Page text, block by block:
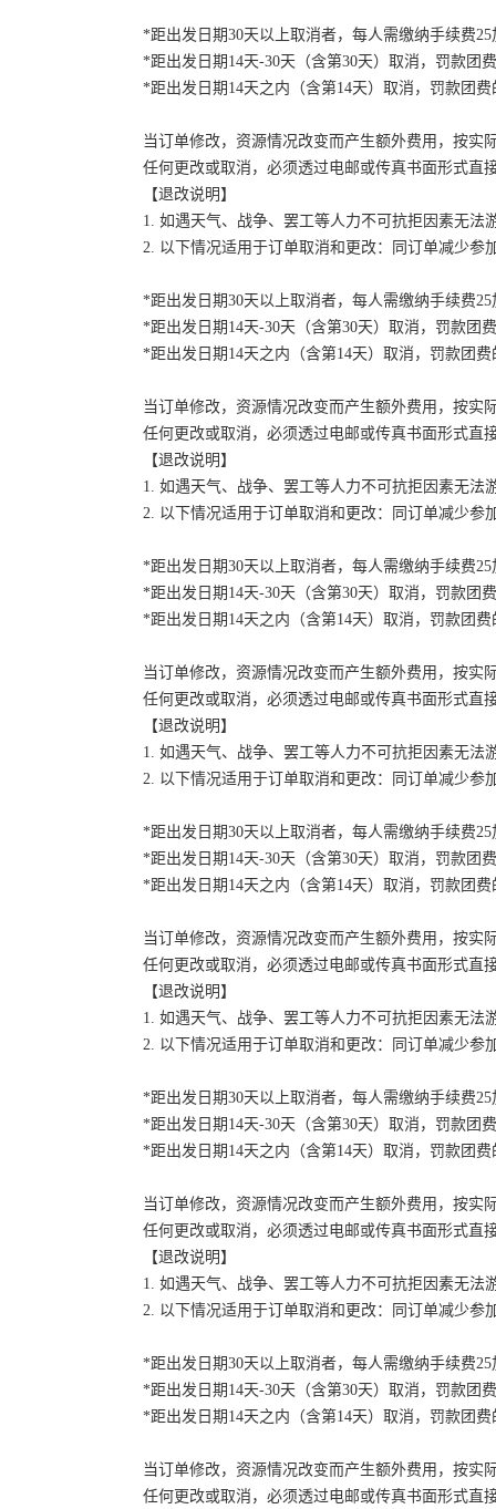
*距出发日期30天以上取消者，每人需缴纳手续费
*距出发日期14天-30天（含第30天）取消，罚款团
*距出发日期14天之内（含第14天）取消，罚款团费
当订单修改，资源情况改变而产生额外费用，按实
任何更改或取消，必须透过电邮或传真书面形式直
【退改说明】
1. 如遇天气、战争、罢工等人力不可抗拒因素无
2. 以下情况适用于订单取消和更改：同订单减少
*距出发日期30天以上取消者，每人需缴纳手续费
*距出发日期14天-30天（含第30天）取消，罚款团
*距出发日期14天之内（含第14天）取消，罚款团费
当订单修改，资源情况改变而产生额外费用，按实
任何更改或取消，必须透过电邮或传真书面形式直
【退改说明】
1. 如遇天气、战争、罢工等人力不可抗拒因素无
2. 以下情况适用于订单取消和更改：同订单减少
*距出发日期30天以上取消者，每人需缴纳手续费
*距出发日期14天-30天（含第30天）取消，罚款团
*距出发日期14天之内（含第14天）取消，罚款团费
当订单修改，资源情况改变而产生额外费用，按实
任何更改或取消，必须透过电邮或传真书面形式直
【退改说明】
1. 如遇天气、战争、罢工等人力不可抗拒因素无
2. 以下情况适用于订单取消和更改：同订单减少
*距出发日期30天以上取消者，每人需缴纳手续费
*距出发日期14天-30天（含第30天）取消，罚款团
*距出发日期14天之内（含第14天）取消，罚款团费
当订单修改，资源情况改变而产生额外费用，按实
任何更改或取消，必须透过电邮或传真书面形式直
【退改说明】
1. 如遇天气、战争、罢工等人力不可抗拒因素无
2. 以下情况适用于订单取消和更改：同订单减少
*距出发日期30天以上取消者，每人需缴纳手续费
*距出发日期14天-30天（含第30天）取消，罚款团
*距出发日期14天之内（含第14天）取消，罚款团费
当订单修改，资源情况改变而产生额外费用，按实
任何更改或取消，必须透过电邮或传真书面形式直
【退改说明】
1. 如遇天气、战争、罢工等人力不可抗拒因素无
2. 以下情况适用于订单取消和更改：同订单减少
*距出发日期30天以上取消者，每人需缴纳手续费
*距出发日期14天-30天（含第30天）取消，罚款团
*距出发日期14天之内（含第14天）取消，罚款团费
当订单修改，资源情况改变而产生额外费用，按实
任何更改或取消，必须透过电邮或传真书面形式直